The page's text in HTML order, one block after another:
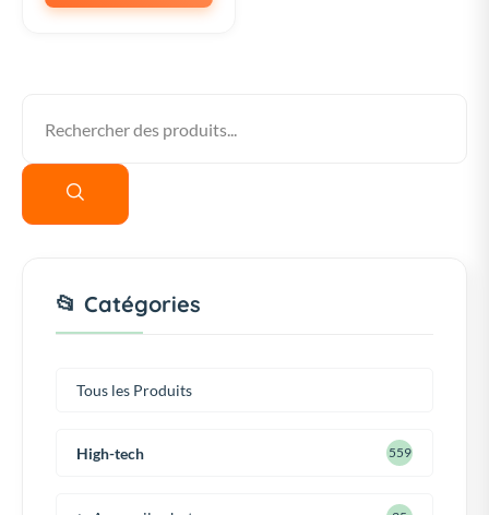
📂 Catégories
Tous les Produits
High-tech 559